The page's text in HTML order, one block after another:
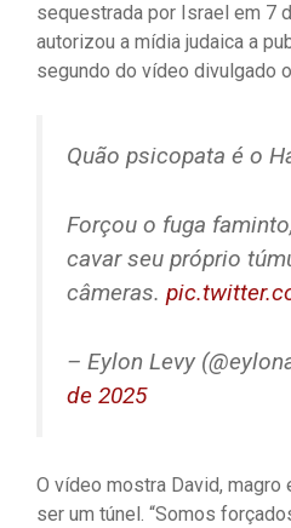
sequestrada por Israel em 7
autorizou a mídia judaica a
segundo do vídeo divulgado
Quão psicopata é o
Forçou o fuga
cavar seu próprio
câmeras.
– Eylon Levy
de 2025
O vídeo mostra David, magro
ser um túnel. “Somos